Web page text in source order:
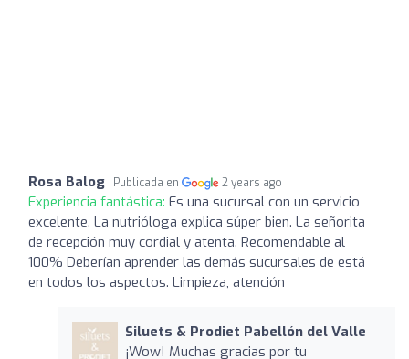
Rosa Balog Publicada en 2 years ago
Experiencia fantástica: Es una sucursal con un servicio
excelente. La nutrióloga explica súper bien. La señorita
de recepción muy cordial y atenta. Recomendable al
100% Deberían aprender las demás sucursales de está
en todos los aspectos. Limpieza, atención
Siluets & Prodiet Pabellón del Valle
¡Wow! Muchas gracias por tu